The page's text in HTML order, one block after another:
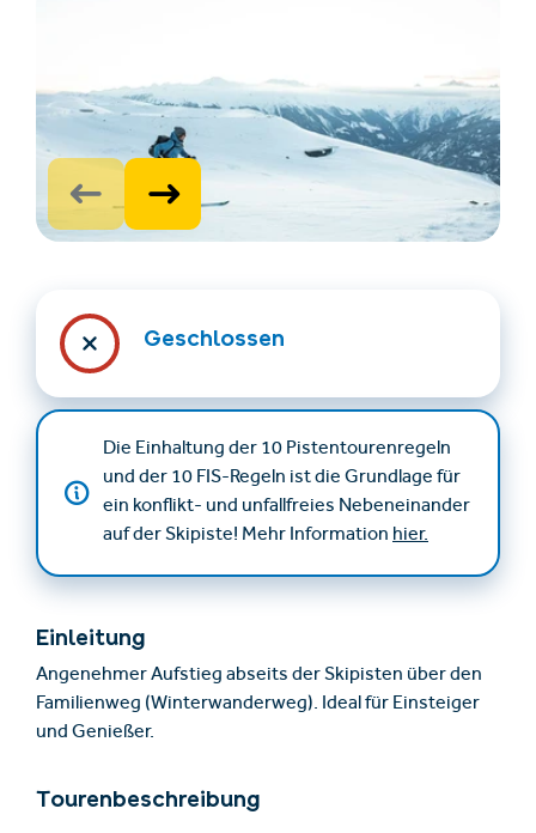
+43/5476/6239
Geschlossen
Die Einhaltung der 10 Pistentourenregeln
und der 10 FIS-Regeln ist die Grundlage für
ein konflikt- und unfallfreies Nebeneinander
auf der Skipiste! Mehr Information hier.
Einleitung
Angenehmer Aufstieg abseits der Skipisten über den
Familienweg (Winterwanderweg). Ideal für Einsteiger
und Genießer.
Tourenbeschreibung